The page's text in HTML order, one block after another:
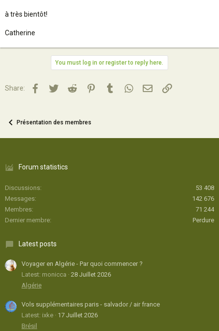
à très bientôt!
Catherine
You must log in or register to reply here.
Share: Facebook
TwitterReddit PinterestTumblrWhatsApp
Email Lien
Présentation des membres
Forum statistics
Discussions
53 408
Messages
142 676
Membres
71 244
Dernier membre
Perdure
Latest posts
Voyager en Algérie - Par quoi commencer ?
Latest: monicca
28 Juillet 2026
Algérie
Vols supplémentaires paris - salvador / air france
Latest: ixke
17 Juillet 2026
Brésil